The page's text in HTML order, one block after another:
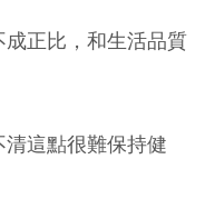
正比，和生活品質
這點很難保持健